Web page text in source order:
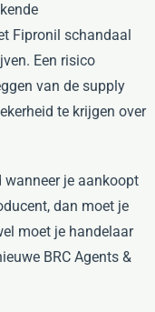
Fipronil schandaal
Een risico
van de supply
te krijgen over
wanneer je aankoopt
dan moet je
moet je handelaar
BRC Agents &